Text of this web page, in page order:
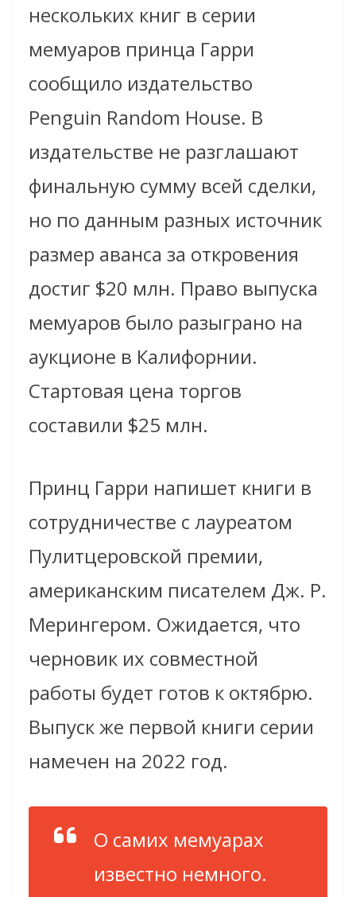
нескольких книг в серии
мемуаров принца Гарри
сообщило издательство
Penguin Random House. В
издательстве не разглашают
финальную сумму всей сделки,
но по данным разных источник
размер аванса за откровения
достиг $20 млн. Право выпуска
мемуаров было разыграно на
аукционе в Калифорнии.
Стартовая цена торгов
составили $25 млн.
Принц Гарри напишет книги в
сотрудничестве с лауреатом
Пулитцеровской премии,
американским писателем Дж. Р.
Мерингером. Ожидается, что
черновик их совместной
работы будет готов к октябрю.
Выпуск же первой книги серии
намечен на 2022 год.
О самих мемуарах
известно немного.